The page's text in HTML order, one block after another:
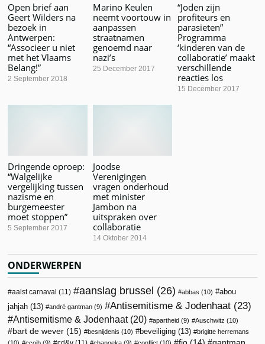
Open brief aan
Geert Wilders na
bezoek in
Antwerpen:
“Associeer u niet
met het Vlaams
Belang!”
2 September 2018
Marino Keulen
neemt voortouw in
aanpassen
straatnamen
genoemd naar
nazi’s
25 December 2017
“Joden zijn
profiteurs en
parasieten”
Programma
‘kinderen van de
collaboratie’ maakt
verschillende
reacties los
15 December 2017
Dringende oproep:
“Walgelijke
vergelijking tussen
nazisme en
burgemeester
moet stoppen”
5 September 2017
Joodse
Verenigingen
vragen onderhoud
met minister
Jambon na
uitspraken over
collaboratie
14 Oktober 2014
ONDERWERPEN
aalst carnaval (11) aanslag brussel (26) abbas (10)
abou
jahjah (13) andré gantman (9) Antisemitisme & Jodenhaat (23)
Antisemitisme & Jodenhaat(20) apartheid (9) Auschwitz (10)
bart de wever (15) besnijdenis (10) beveiliging (13)
brigitte herremans